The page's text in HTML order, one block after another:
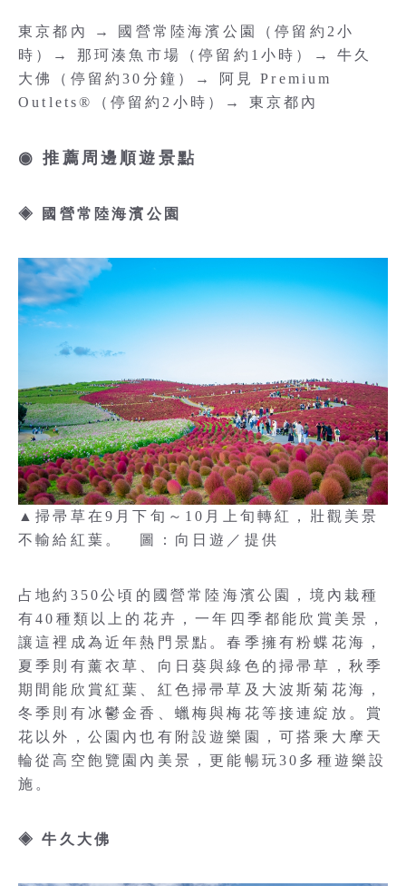
東京都內 → 國營常陸海濱公園（停留約2小
時）→ 那珂湊魚市場（停留約1小時）→ 牛久
大佛（停留約30分鐘）→ 阿見 Premium
Outlets®（停留約2小時）→ 東京都內
◉ 推薦周邊順遊景點
◈ 國營常陸海濱公園
▲掃帚草在9月下旬～10月上旬轉紅，壯觀美景
不輸給紅葉。 圖：向日遊／提供
占地約350公頃的國營常陸海濱公園，境內栽種
有40種類以上的花卉，一年四季都能欣賞美景，
讓這裡成為近年熱門景點。春季擁有粉蝶花海，
夏季則有薰衣草、向日葵與綠色的掃帚草，秋季
期間能欣賞紅葉、紅色掃帚草及大波斯菊花海，
冬季則有冰鬱金香、蠟梅與梅花等接連綻放。賞
花以外，公園內也有附設遊樂園，可搭乘大摩天
輪從高空飽覽園內美景，更能暢玩30多種遊樂設
施。
◈ 牛久大佛